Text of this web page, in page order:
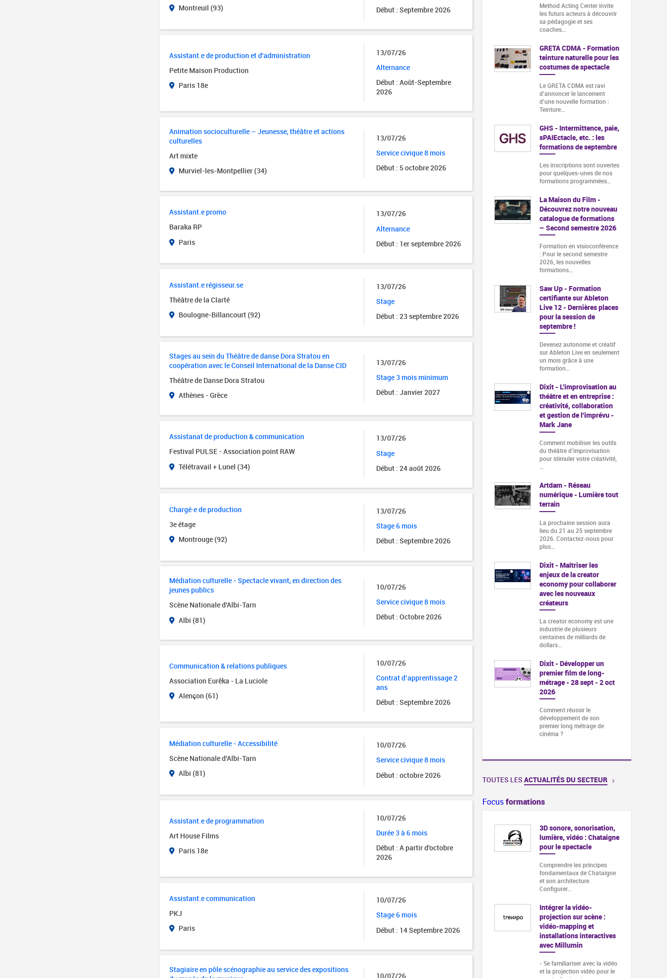
Montreuil (93)
Début : Septembre 2026
Assistant.e de production et d'administration
Petite Maison Production
Paris 18e
13/07/26
Alternance
Début : Août-Septembre
2026
Animation socioculturelle – Jeunesse, théâtre et actions
culturelles
Art mixte
Murviel-les-Montpellier (34)
13/07/26
Service civique 8 mois
Début : 5 octobre 2026
Assistant.e promo
Baraka RP
Paris
13/07/26
Alternance
Début : 1er septembre 2026
Assistant.e régisseur.se
Théâtre de la Clarté
Boulogne-Billancourt (92)
13/07/26
Stage
Début : 23 septembre 2026
Stages au sein du Théâtre de danse Dora Stratou en
coopération avec le Conseil International de la Danse CID
Théâtre de Danse Dora Stratou
Athènes - Grèce
13/07/26
Stage 3 mois minimum
Début : Janvier 2027
Assistanat de production & communication
Festival PULSE - Association point RAW
Télétravail + Lunel (34)
13/07/26
Stage
Début : 24 août 2026
Chargé·e de production
3e étage
Montrouge (92)
13/07/26
Stage 6 mois
Début : Septembre 2026
Médiation culturelle - Spectacle vivant, en direction des
jeunes publics
Scène Nationale d'Albi-Tarn
Albi (81)
10/07/26
Service civique 8 mois
Début : Octobre 2026
Communication & relations publiques
Association Eurêka - La Luciole
Alençon (61)
10/07/26
Contrat d’apprentissage 2
ans
Début : Septembre 2026
Médiation culturelle - Accessibilité
Scène Nationale d'Albi-Tarn
Albi (81)
10/07/26
Service civique 8 mois
Début : octobre 2026
Assistant.e de programmation
Art House Films
Paris 18e
10/07/26
Durée 3 à 6 mois
Début : A partir d'octobre
2026
Assistant.e communication
PKJ
Paris
10/07/26
Stage 6 mois
Début : 14 Septembre 2026
Stagiaire en pôle scénographie au service des expositions
10/07/26
Method Acting Center invite
les futurs acteurs à découvrir
sa pédagogie et ses
coaches…
GRETA CDMA - Formation
teinture naturelle pour les
costumes de spectacle
Le GRETA CDMA est ravi
d'annoncer le lancement
d'une nouvelle formation :
Teinture…
GHS - Intermittence, paie,
sPAIEctacle, etc. : les
formations de septembre
Les inscriptions sont ouvertes
pour quelques-unes de nos
formations programmées…
La Maison du Film -
Découvrez notre nouveau
catalogue de formations
– Second semestre 2026
Formation en visioconférence
: Pour le second semestre
2026, les nouvelles
formations…
Saw Up - Formation
certifiante sur Ableton
Live 12 - Dernières places
pour la session de
septembre !
Devenez autonome et créatif
sur Ableton Live en seulement
un mois grâce à une
formation…
Dixit - L'improvisation au
théâtre et en entreprise :
créativité, collaboration
et gestion de l'imprévu -
Mark Jane
Comment mobiliser les outils
du théâtre d’improvisation
pour stimuler votre créativité,
…
Artdam - Réseau
numérique - Lumière tout
terrain
La prochaine session aura
lieu du 21 au 25 septembre
2026. Contactez-nous pour
plus…
Dixit - Maîtriser les
enjeux de la creator
economy pour collaborer
avec les nouveaux
créateurs
La creator economy est une
industrie de plusieurs
centaines de milliards de
dollars…
Dixit - Développer un
premier film de long-
métrage - 28 sept - 2 oct
2026
Comment réussir le
développement de son
premier long métrage de
cinéma ?
TOUTES LES ACTUALITÉS DU SECTEUR
Focusformations
3D sonore, sonorisation,
lumière, vidéo : Chataigne
pour le spectacle
Comprendre les principes
fondamentaux de Chataigne
et son architecture.
Configurer…
Intégrer la vidéo-
projection sur scène :
vidéo-mapping et
installations interactives
avec Millumin
- Se familiariser avec la vidéo
et la projection vidéo pour le